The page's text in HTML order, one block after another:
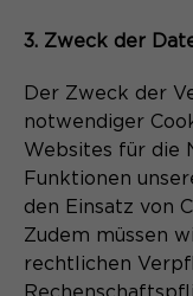
3. Zweck der
Der Zweck der
notwendiger
Websites für die
Funktionen
den Einsatz von
Zudem müssen
rechtlichen